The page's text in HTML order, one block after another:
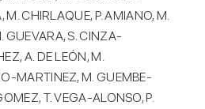
M. CHIRLAQUE, P. AMIANO, M.
GUEVARA, S. CINZA-
A. DE LEÓN, M.
MARTINEZ, M. GUEMBE-
T. VEGA-ALONSO, P.